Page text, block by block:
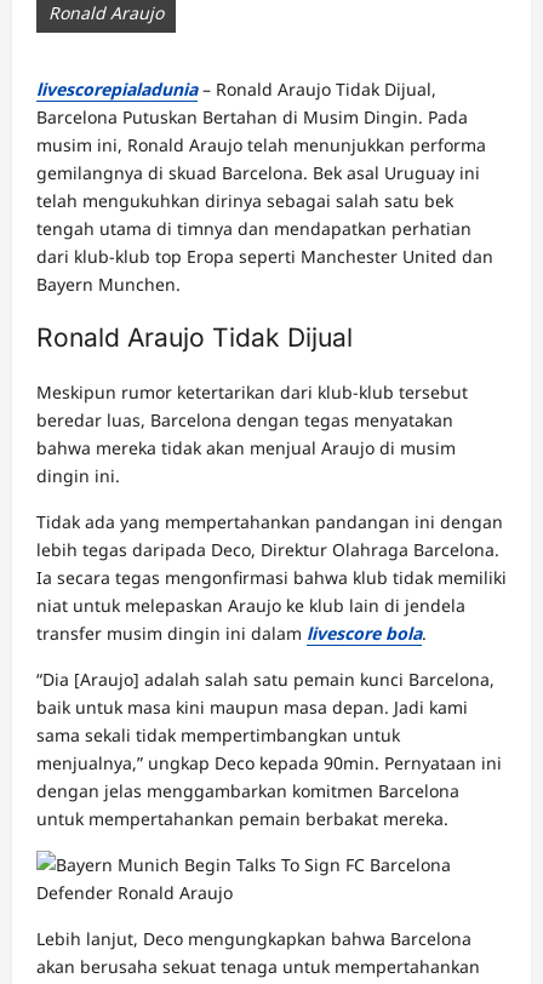
Ronald Araujo
livescorepialadunia– Ronald Araujo Tidak Dijual,
Barcelona Putuskan Bertahan di Musim Dingin. Pada
musim ini, Ronald Araujo telah menunjukkan performa
gemilangnya di skuad Barcelona. Bek asal Uruguay ini
telah mengukuhkan dirinya sebagai salah satu bek
tengah utama di timnya dan mendapatkan perhatian
dari klub-klub top Eropa seperti Manchester United dan
Bayern Munchen.
Ronald Araujo Tidak Dijual
Meskipun rumor ketertarikan dari klub-klub tersebut
beredar luas, Barcelona dengan tegas menyatakan
bahwa mereka tidak akan menjual Araujo di musim
dingin ini.
Tidak ada yang mempertahankan pandangan ini dengan
lebih tegas daripada Deco, Direktur Olahraga Barcelona.
Ia secara tegas mengonfirmasi bahwa klub tidak memiliki
niat untuk melepaskan Araujo ke klub lain di jendela
transfer musim dingin ini dalam livescore bola.
“Dia [Araujo] adalah salah satu pemain kunci Barcelona,
baik untuk masa kini maupun masa depan. Jadi kami
sama sekali tidak mempertimbangkan untuk
menjualnya,” ungkap Deco kepada 90min. Pernyataan ini
dengan jelas menggambarkan komitmen Barcelona
untuk mempertahankan pemain berbakat mereka.
Lebih lanjut, Deco mengungkapkan bahwa Barcelona
akan berusaha sekuat tenaga untuk mempertahankan